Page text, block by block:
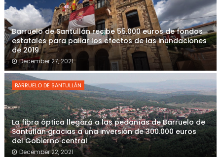
Barruelo de Santullán recibe 55.000 euros de fondos
estatales para paliar los efectos de las inundaciones
de 2019
December 27, 2021
BARRUELO DE SANTULLÁN
La fibra óptica llegará a las pedanías de Barruelo de
Santullán gracias a una inversión de 300.000 euros
del Gobierno central
December 22, 2021